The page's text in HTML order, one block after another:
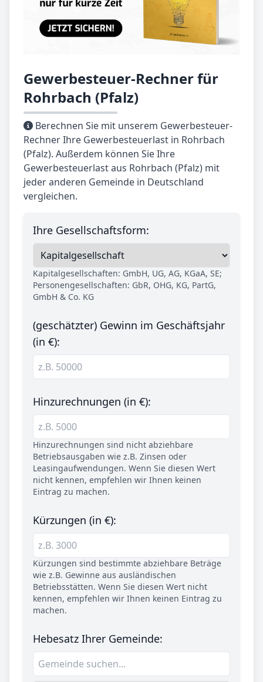
Gewerbesteuer-Rechner für
Rohrbach (Pfalz)
Berechnen Sie mit unserem Gewerbesteuer-
Rechner Ihre Gewerbesteuerlast in Rohrbach
(Pfalz). Außerdem können Sie Ihre
Gewerbesteuerlast aus Rohrbach (Pfalz) mit
jeder anderen Gemeinde in Deutschland
vergleichen.
Ihre Gesellschaftsform:
Kapitalgesellschaften: GmbH, UG, AG, KGaA, SE;
Personengesellschaften: GbR, OHG, KG, PartG,
GmbH & Co. KG
(geschätzter) Gewinn im Geschäftsjahr
(in €):
Hinzurechnungen (in €):
Hinzurechnungen sind nicht abziehbare
Betriebsausgaben wie z.B. Zinsen oder
Leasingaufwendungen. Wenn Sie diesen Wert
nicht kennen, empfehlen wir Ihnen keinen
Eintrag zu machen.
Kürzungen (in €):
Kürzungen sind bestimmte abziehbare Beträge
wie z.B. Gewinne aus ausländischen
Betriebsstätten. Wenn Sie diesen Wert nicht
kennen, empfehlen wir Ihnen keinen Eintrag zu
machen.
Hebesatz Ihrer Gemeinde: